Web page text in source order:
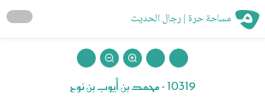
مساحة حرة | رجال الحديث
10319 - محمد بن أيوب بن نوح